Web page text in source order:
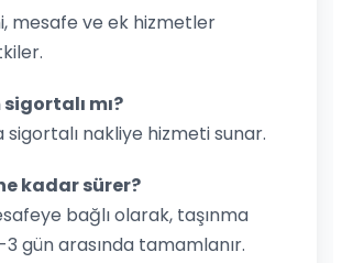
mesafe ve ek hizmetler
mı?
nakliye hizmeti sunar.
kadar sürer?
bağlı olarak, taşınma
gün arasında tamamlanır.